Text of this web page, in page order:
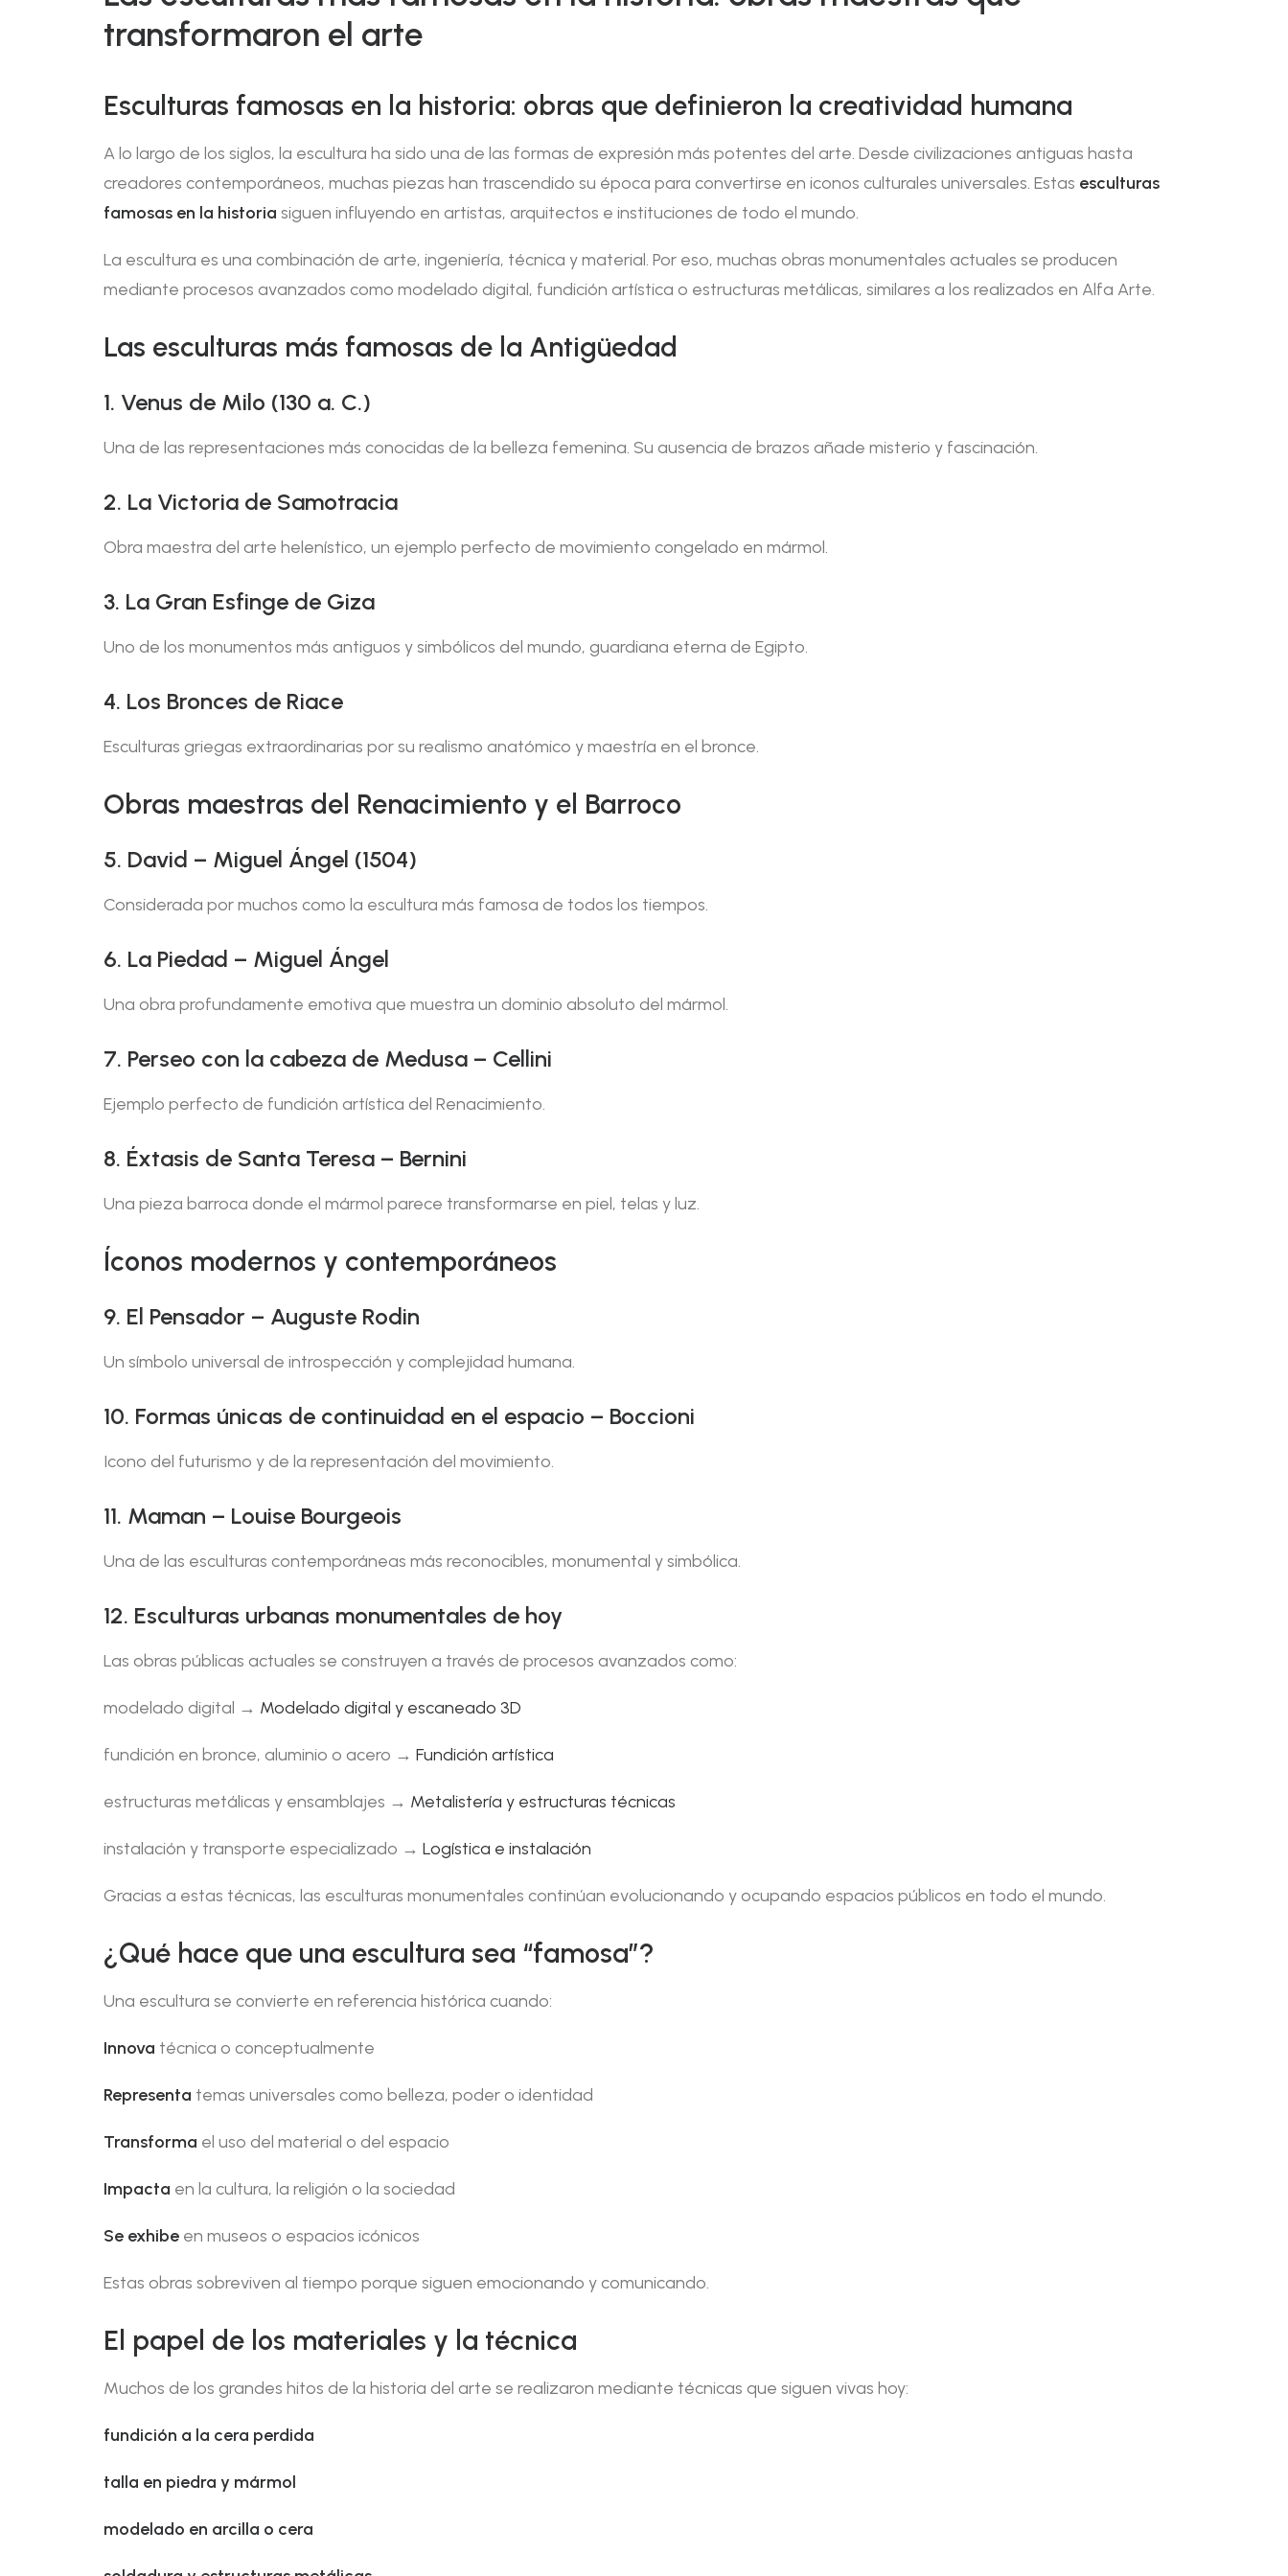
transformaron el arte
Esculturas famosas en la historia: obras que definieron la creatividad humana
A lo largo de los siglos, la escultura ha sido una de las formas de expresión más potentes del arte. Desde civilizaciones antiguas hasta
creadores contemporáneos, muchas piezas han trascendido su época para convertirse en iconos culturales universales. Estas esculturas
famosas en la historia siguen influyendo en artistas, arquitectos e instituciones de todo el mundo.
La escultura es una combinación de arte, ingeniería, técnica y material. Por eso, muchas obras monumentales actuales se producen
mediante procesos avanzados como modelado digital, fundición artística o estructuras metálicas, similares a los realizados en Alfa Arte.
Las esculturas más famosas de la Antigüedad
1. Venus de Milo (130 a. C.)
Una de las representaciones más conocidas de la belleza femenina. Su ausencia de brazos añade misterio y fascinación.
2. La Victoria de Samotracia
Obra maestra del arte helenístico, un ejemplo perfecto de movimiento congelado en mármol.
3. La Gran Esfinge de Giza
Uno de los monumentos más antiguos y simbólicos del mundo, guardiana eterna de Egipto.
4. Los Bronces de Riace
Esculturas griegas extraordinarias por su realismo anatómico y maestría en el bronce.
Obras maestras del Renacimiento y el Barroco
5. David – Miguel Ángel (1504)
Considerada por muchos como la escultura más famosa de todos los tiempos.
6. La Piedad – Miguel Ángel
Una obra profundamente emotiva que muestra un dominio absoluto del mármol.
7. Perseo con la cabeza de Medusa – Cellini
Ejemplo perfecto de fundición artística del Renacimiento.
8. Éxtasis de Santa Teresa – Bernini
Una pieza barroca donde el mármol parece transformarse en piel, telas y luz.
Íconos modernos y contemporáneos
9. El Pensador – Auguste Rodin
Un símbolo universal de introspección y complejidad humana.
10. Formas únicas de continuidad en el espacio – Boccioni
Icono del futurismo y de la representación del movimiento.
11. Maman – Louise Bourgeois
Una de las esculturas contemporáneas más reconocibles, monumental y simbólica.
12. Esculturas urbanas monumentales de hoy
Las obras públicas actuales se construyen a través de procesos avanzados como:
modelado digital → Modelado digital y escaneado 3D
fundición en bronce, aluminio o acero → Fundición artística
estructuras metálicas y ensamblajes → Metalistería y estructuras técnicas
instalación y transporte especializado → Logística e instalación
Gracias a estas técnicas, las esculturas monumentales continúan evolucionando y ocupando espacios públicos en todo el mundo.
¿Qué hace que una escultura sea “famosa”?
Una escultura se convierte en referencia histórica cuando:
Innova técnica o conceptualmente
Representa temas universales como belleza, poder o identidad
Transforma el uso del material o del espacio
Impacta en la cultura, la religión o la sociedad
Se exhibe en museos o espacios icónicos
Estas obras sobreviven al tiempo porque siguen emocionando y comunicando.
El papel de los materiales y la técnica
Muchos de los grandes hitos de la historia del arte se realizaron mediante técnicas que siguen vivas hoy:
fundición a la cera perdida
talla en piedra y mármol
modelado en arcilla o cera